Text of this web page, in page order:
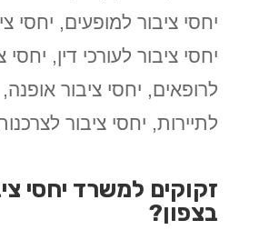
יחסי ציבור למופעים, יחסי
יחסי ציבור לעורכי דין, יחסי
לרופאים, יחסי ציבור אופנה,
לתיירות, יחסי ציבור
זקוקים למשרד יחסי
בצפון?